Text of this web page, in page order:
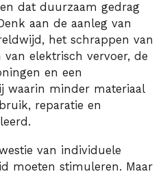
dat duurzaam gedrag
aan de aanleg van
het schrappen van
elektrisch vervoer, de
en een
waarin minder materiaal
reparatie en
van individuele
moeten stimuleren. Maar